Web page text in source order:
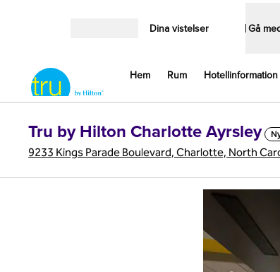
Dina vistelser Gå
Hem Rum Hotellinformation
Tru by Hilton Charlotte Ayrsley
9233 Kings Parade Boulevard, Charlotte, North